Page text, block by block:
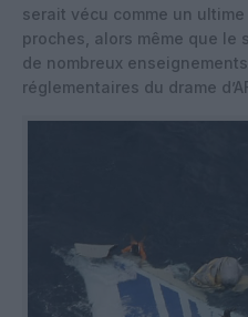
serait vécu comme un
proches, alors même que le
de nombreux
réglementaires du drame